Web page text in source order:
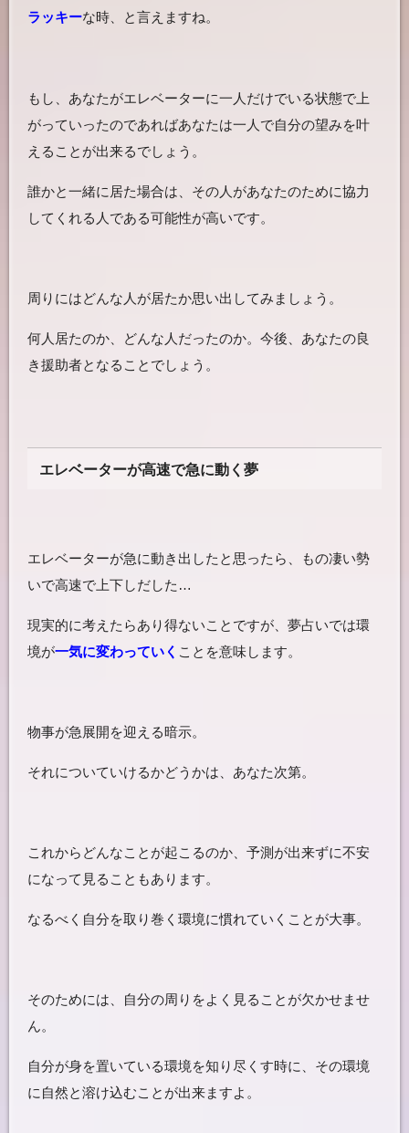
ラッキーな時、と言えますね。
もし、あなたがエレベーターに一人だけでいる状態で上
がっていったのであればあなたは一人で自分の望みを叶
えることが出来るでしょう。
誰かと一緒に居た場合は、その人があなたのために協力
してくれる人である可能性が高いです。
周りにはどんな人が居たか思い出してみましょう。
何人居たのか、どんな人だったのか。今後、あなたの良
き援助者となることでしょう。
エレベーターが高速で急に動く夢
エレベーターが急に動き出したと思ったら、もの凄い勢
いで高速で上下しだした…
現実的に考えたらあり得ないことですが、夢占いでは環
境が一気に変わっていく ことを意味します。
物事が急展開を迎える暗示。
それについていけるかどうかは、あなた次第。
これからどんなことが起こるのか、予測が出来ずに不安
になって見ることもあります。
なるべく自分を取り巻く環境に慣れていくことが大事。
そのためには、自分の周りをよく見ることが欠かせませ
ん。
自分が身を置いている環境を知り尽くす時に、その環境
に自然と溶け込むことが出来ますよ。